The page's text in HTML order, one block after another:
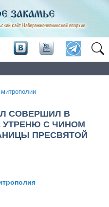
митрополии
СОВЕРШИЛ В
УТРЕНЮ С ЧИНОМ
ПРЕСВЯТОЙ